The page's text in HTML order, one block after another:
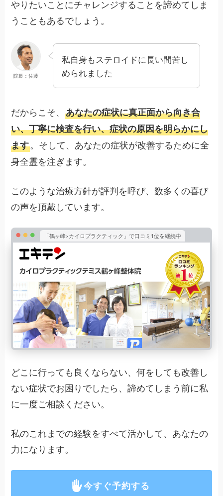
やりたいことにチャレンジすることを諦めてしま
うこともあるでしょう。
院長：佐藤
私自身もステロイドに長い間苦し
められました
だからこそ、あなたの症状に真正面から向き合
い、丁寧に検査を行い、症状の原因を明らかにし
ます。そして、あなたの症状が改善するために全
身全霊を注ぎます。
このような治療方針が評判を呼び、数多くの喜び
の声を頂戴しています。
「鶴ヶ峰×カイロプラクティック」で口コミ1位を継続中
どこに行っても良くならない、何をしても改善し
ない症状でお困りでしたら、諦めてしまう前に私
に一度ご相談ください。
私のこれまでの経験をすべて活かして、あなたの
力になります。
今すぐ予約する